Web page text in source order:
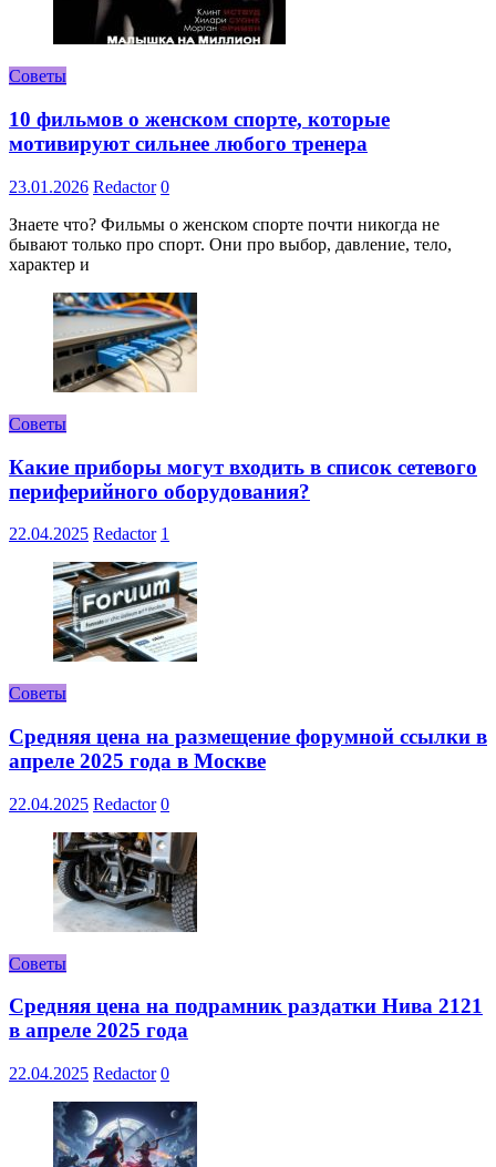
Советы
10 фильмов о женском спорте, которые
мотивируют сильнее любого тренера
23.01.2026 Redactor 0
Знаете что? Фильмы о женском спорте почти никогда не
бывают только про спорт. Они про выбор, давление, тело,
характер и
Советы
Какие приборы могут входить в список сетевого
периферийного оборудования?
22.04.2025 Redactor 1
Советы
Средняя цена на размещение форумной ссылки в
апреле 2025 года в Москве
22.04.2025 Redactor 0
Советы
Средняя цена на подрамник раздатки Нива 2121
в апреле 2025 года
22.04.2025 Redactor 0